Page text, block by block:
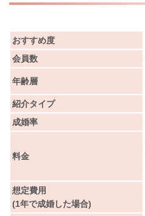
おすすめ度
会員数
年齢層
紹介タイプ
成婚率
料金
想定費用
(1年で成婚した場合)